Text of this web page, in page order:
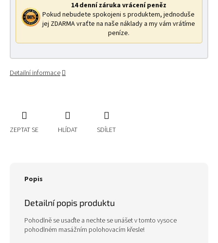
14 denní záruka vrácení peněz
Pokud nebudete spokojeni s produktem, jednoduše
jej ZDARMA vraťte na naše náklady a my vám vrátíme
peníze.
Detailní informace
ZEPTAT SE HLÍDAT SDÍLET
Popis
Detailní popis produktu
Pohodlně se usaďte a nechte se unášet v tomto vysoce
pohodlném masážním polohovacím křesle!